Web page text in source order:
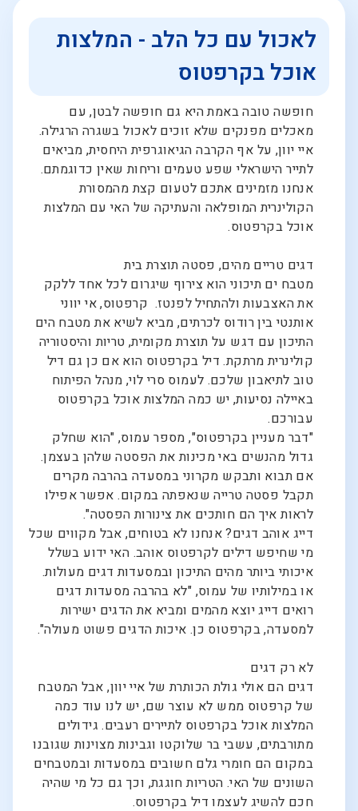
לאכול עם כל הלב - המלצות
אוכל בקרפטוס
חופשה טובה באמת היא גם חופשה לבטן, עם
מאכלים מפנקים שלא זוכים לאכול בשגרה הרגילה.
איי יוון, על אף הקרבה הגיאוגרפית היחסית, מביאים
לתייר הישראלי שפע טעמים וריחות שאין כדוגמתם.
אנחנו מזמינים אתכם לטעום קצת מהמסורת
הקולינרית המופלאה והעתיקה של האי עם המלצות
אוכל בקרפטוס.
דגים טריים מהים, פסטה תוצרת בית
מטבח ים תיכוני הוא צירוף שיגרום לכל אחד ללקק
את האצבעות ולהתחיל לפנטז. קרפטוס, אי יווני
אותנטי בין רודוס לכרתים, מביא לשיא את מטבח הים
התיכון עם דגש על תוצרת מקומית, טריות והיסטוריה
קולינרית מרתקת. דיל בקרפטוס הוא אם כן גם דיל
טוב לתיאבון שלכם. לעמוס סרי לוי, מנהל הפיתוח
באיילה נסיעות, יש כמה המלצות אוכל בקרפטוס
עבורכם.
"דבר מעניין בקרפטוס", מספר עמוס, "הוא שחלק
גדול מהנשים באי מכינות את הפסטה שלהן בעצמן.
אם תבוא ותבקש מקרוני במסעדה בהרבה מקרים
תקבל פסטה טרייה שנאפתה במקום. אפשר אפילו
לראות איך הם חותכים את צינורות הפסטה".
דייג אוהב דגים? אנחנו לא בטוחים, אבל מקווים שכל
מי שחיפש דילים לקרפטוס אוהב. האי ידוע בשלל
איכותי ביותר מהים התיכון ובמסעדות דגים מעולות.
או במילותיו של עמוס, "לא בהרבה מסעדות דגים
רואים דייג יוצא מהמים ומביא את הדגים ישירות
למסעדה, בקרפטוס כן. איכות הדגים פשוט מעולה".
לא רק דגים
דגים הם אולי גולת הכותרת של איי יוון, אבל המטבח
של קרפטוס ממש לא עוצר שם, יש לנו עוד כמה
המלצות אוכל בקרפטוס לתיירים רעבים. גידולים
מתורבתים, עשבי בר שלוקטו וגבינות מצוינות שגובנו
במקום הם חומרי גלם חשובים במסעדות ובמטבחים
השונים של האי. הטריות חוגגת, וכך גם כל מי שהיה
חכם להשיג לעצמו דיל בקרפטוס.